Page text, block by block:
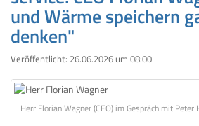
und Wärme speichern
denken"
Veröffentlicht: 26.06.2026 um 08:00
Herr Florian Wagner (CEO) im Gespräch mit Peter